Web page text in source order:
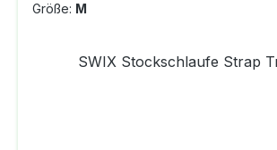
Größe: M
SWIX Stockschlaufe Strap